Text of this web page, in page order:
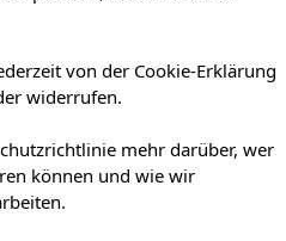
von der Cookie-Erklärung
widerrufen.
mehr darüber, wer
können und wie wir